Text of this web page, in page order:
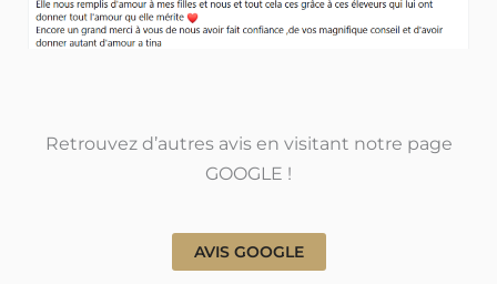
Retrouvez d’autres avis en visitant notre page
GOOGLE !
AVIS GOOGLE